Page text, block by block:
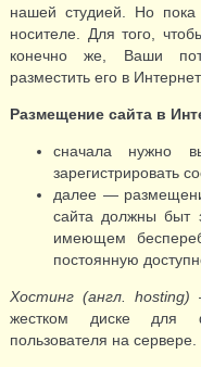
нашей студией. Но
носителе. Для того,
конечно же, Ваши
разместить его в
Размещение сайта в
сначала нужно
зарегистрировать
далее —
сайта должны быт
имеющем
постоянную
Хостинг (англ. hosting)
жестком диске для
пользователя на сервере.